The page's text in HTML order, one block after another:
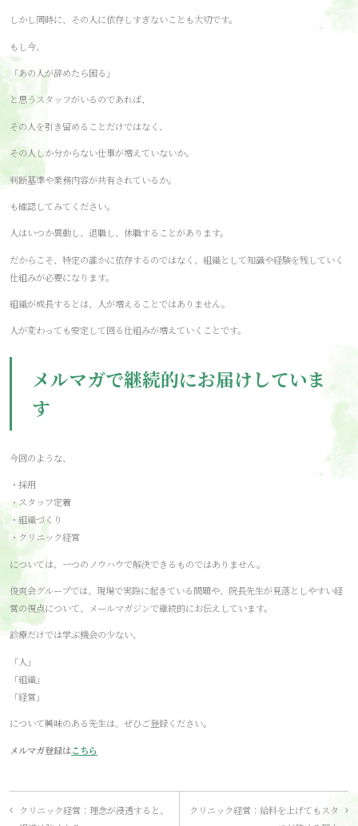
しかし同時に、その人に依存しすぎないことも大切です。
もし今、
「あの人が辞めたら困る」
と思うスタッフがいるのであれば、
その人を引き留めることだけではなく、
その人しか分からない仕事が増えていないか。
判断基準や業務内容が共有されているか。
も確認してみてください。
人はいつか異動し、退職し、休職することがあります。
だからこそ、特定の誰かに依存するのではなく、組織として知識や経験を残していく
仕組みが必要になります。
組織が成長するとは、人が増えることではありません。
人が変わっても安定して回る仕組みが増えていくことです。
メルマガで継続的にお届けしていま
す
今回のような、
・採用
・スタッフ定着
・組織づくり
・クリニック経営
については、一つのノウハウで解決できるものではありません。
俊爽会グループでは、現場で実際に起きている問題や、院長先生が見落としやすい経
営の視点について、メールマガジンで継続的にお伝えしています。
診療だけでは学ぶ機会の少ない、
「人」
「組織」
「経営」
について興味のある先生は、ぜひご登録ください。
メルマガ登録はこちら
投
クリニック経営：給料を上げてもスタ
クリニック経営：理念が浸透すると、